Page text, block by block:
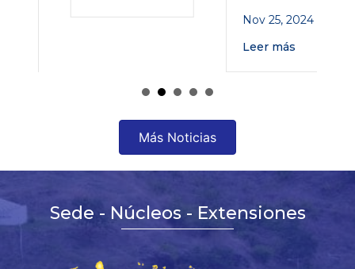
Nov 25, 2024
Leer más
Más Noticias
Sede - Núcleos - Extensiones